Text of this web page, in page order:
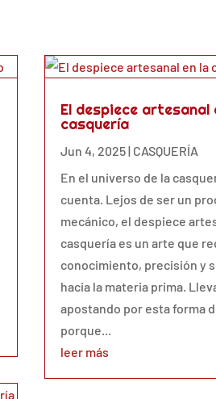
El despiece artesanal
casquería
Jun 4, 2025| CASQUERÍA
En el universo de la
cuenta. Lejos de ser un
mecánico, el despiece
casquería es un arte que
conocimiento, precisión y
hacia la materia prima.
apostando por esta forma
porque...
leer más